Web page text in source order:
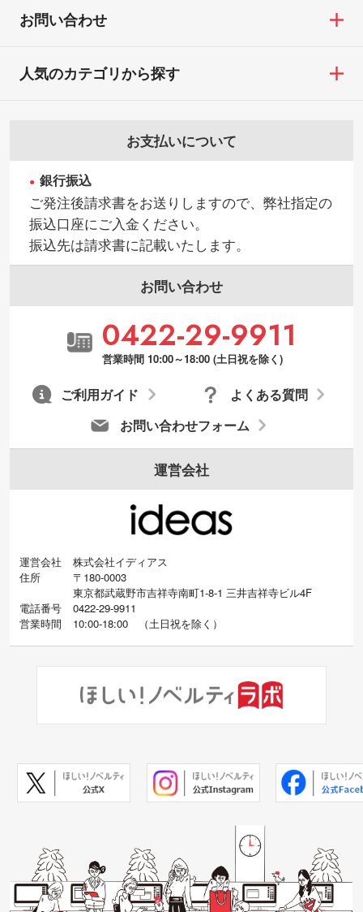
お問い合わせ
お支払いについて
銀行振込
ご発注後請求書をお送りしますので、弊社指定の
振込口座にご入金ください。
振込先は請求書に記載いたします。
お問い合わせ
0422-29-9911
営業時間 10:00～18:00 (土日祝を除く)
お問い合わせフォーム
よくある質問
ご利用ガイド
運営会社
運営会社
株式会社イディアス
住所
〒180-0003
東京都武蔵野市吉祥寺南町1-8-1 三井吉祥寺ビル4F
電話番号
0422-29-9911
営業時間
10:00-18:00 （土日祝を除く）
人気のカテゴリから探す